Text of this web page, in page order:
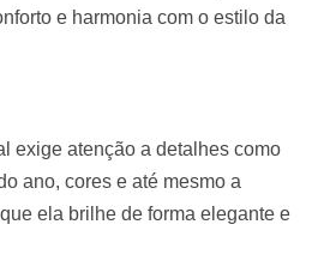
e harmonia com o estilo da
exige atenção a detalhes como
ano, cores e até mesmo a
ela brilhe de forma elegante e